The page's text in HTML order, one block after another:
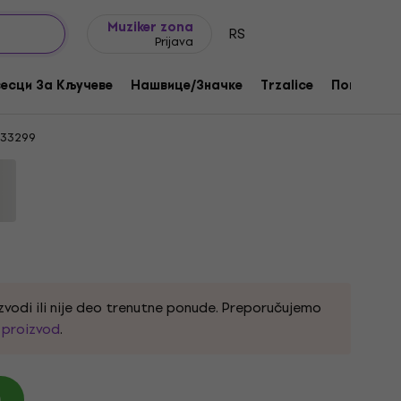
Muziker zona
Prijava RS
За Кључеве Нашвице/Значке Trzalice Поклони
ili nije deo trenutne ponude. Preporučujemo
.